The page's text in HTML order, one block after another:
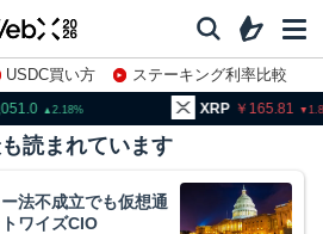
USDC買い方
ステーキング利率比較
XRP 165.81 BNB
読まれています
ー法不成立でも仮想通
ワイズCIO